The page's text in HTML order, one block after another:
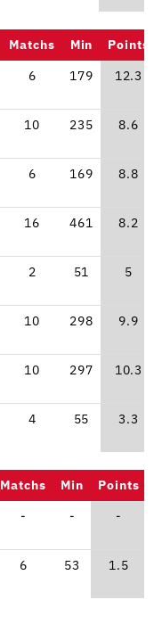
Matchs Min
Points
6 179 12.3
10 235 8.6
6 169 8.8
16 461 8.2
2 51 5
10 298 9.9
10 297 10.3
4 55 3.3
Matchs Min Points
- - -
6 53 1.5